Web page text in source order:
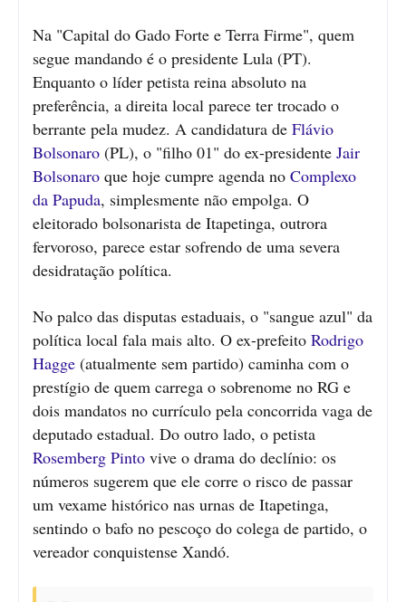
Na "Capital do Gado Forte e Terra Firme", quem
segue mandando é o presidente Lula (PT).
Enquanto o líder petista reina absoluto na
preferência, a direita local parece ter trocado o
berrante pela mudez. A candidatura de Flávio
Bolsonaro (PL), o "filho 01" do ex-presidente Jair
Bolsonaro que hoje cumpre agenda no Complexo
da Papuda, simplesmente não empolga. O
eleitorado bolsonarista de Itapetinga, outrora
fervoroso, parece estar sofrendo de uma severa
desidratação política.
No palco das disputas estaduais, o "sangue azul" da
política local fala mais alto. O ex-prefeito Rodrigo
Hagge (atualmente sem partido) caminha com o
prestígio de quem carrega o sobrenome no RG e
dois mandatos no currículo pela concorrida vaga de
deputado estadual. Do outro lado, o petista
Rosemberg Pinto vive o drama do declínio: os
números sugerem que ele corre o risco de passar
um vexame histórico nas urnas de Itapetinga,
sentindo o bafo no pescoço do colega de partido, o
vereador conquistense Xandó.